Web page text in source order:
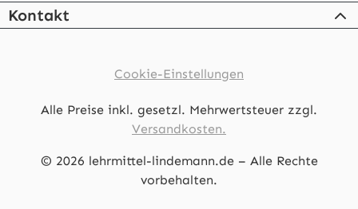
Kontakt
Cookie-Einstellungen
Alle Preise inkl. gesetzl. Mehrwertsteuer zzgl.
Versandkosten.
© 2026 lehrmittel-lindemann.de – Alle Rechte
vorbehalten.